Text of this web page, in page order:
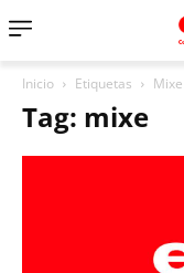
Inicio Etiquetas Mixe
Tag: mixe